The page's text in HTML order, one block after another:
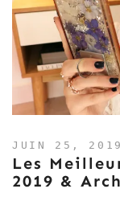
JUIN 25,
Les
2019 &